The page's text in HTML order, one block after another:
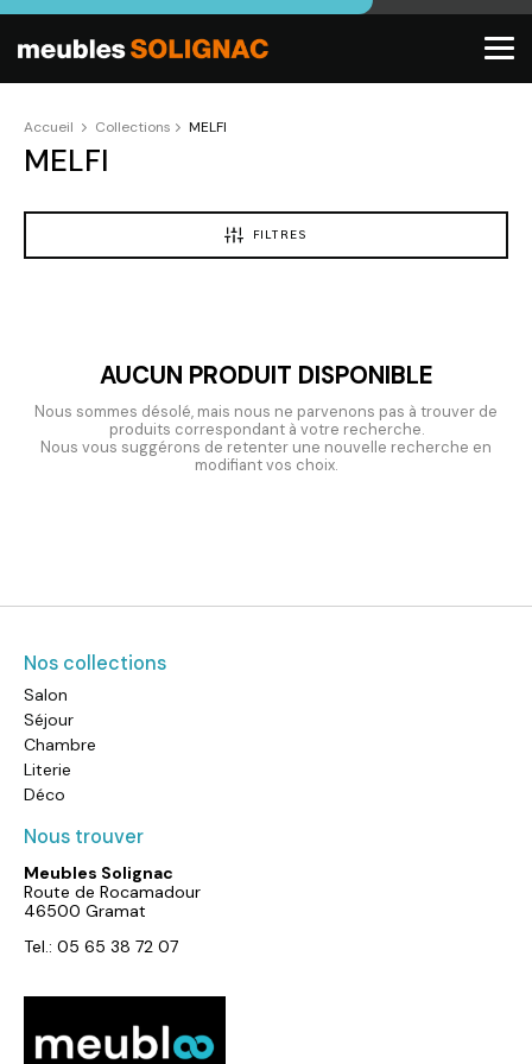
Accueil Collections MELFI
MELFI
FILTRES
AUCUN PRODUIT DISPONIBLE
Nous sommes désolé, mais nous ne parvenons pas à trouver de
produits correspondant à votre recherche.
Nous vous suggérons de retenter une nouvelle recherche en
modifiant vos choix.
Nos collections
Salon
Séjour
Chambre
Literie
Déco
Nous trouver
Meubles Solignac
Route de Rocamadour
46500 Gramat
Tel.: 05 65 38 72 07